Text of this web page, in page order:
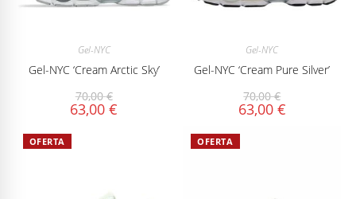
Gel-NYC
Gel-NYC ‘Cream Arctic Sky’
70,00€
63,00€
Gel-NYC
Gel-NYC ‘Cream Pure Silver’
70,00€
63,00 €
OFERTA OFERTA